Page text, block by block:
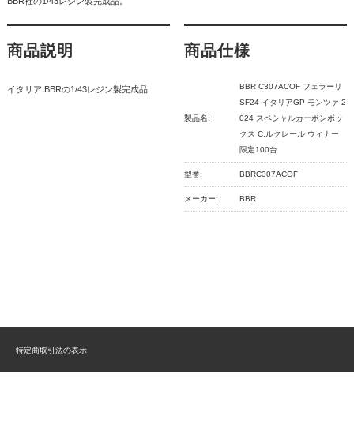
商品説明
イタリア BBRの1/43レジン製完成品
商品仕様
製品名:
BBR C307ACOF フェラーリ
SF24 イタリアGP モンツァ 2
024 スペシャルカーボンボッ
クス C.ルクレール ウィナー
限定100台
型番: BBRC307ACOF
メーカー: BBR
特定商取引法の表示